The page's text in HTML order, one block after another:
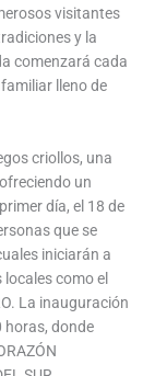
visitantes
y la
comenzará cada
lleno de
criollos, una
un
día, el 18 de
que se
iniciarán a
como el
La inauguración
horas, donde